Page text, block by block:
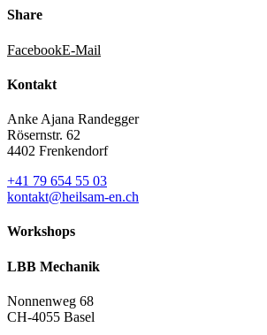
Share
FacebookE-Mail
Kontakt
Anke Ajana Randegger
Rösernstr. 62
4402 Frenkendorf
+41 79 654 55 03
kontakt@heilsam-en.ch
Workshops
LBB Mechanik
Nonnenweg 68
CH-4055 Basel